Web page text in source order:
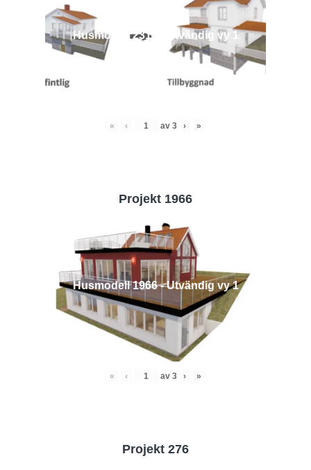
Husmodell 2314 - Utvändig vy 1
« ‹ av 3 › »
Projekt 1966
Husmodell 1966 - Utvändig vy 1
« ‹ av 3 › »
Projekt 276